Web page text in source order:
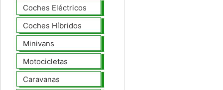
Coches Eléctricos
Coches Híbridos
Minivans
Motocicletas
Caravanas